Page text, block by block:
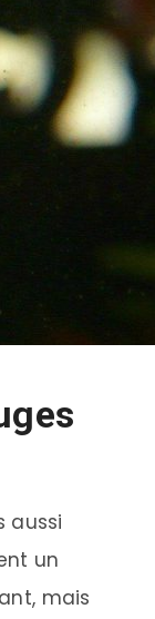
aussi
un
mais